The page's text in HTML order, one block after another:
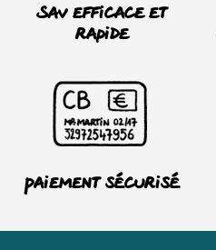
SAV efficace et
rapide
Paiement sécurisé